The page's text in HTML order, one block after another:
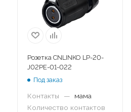
Розетка CNLINKO LP-20-
J02PE-01-022
Под заказ
Контакты —
мама
Количество контактов